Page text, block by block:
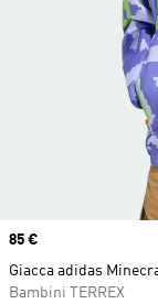
Price
85 €
Giacca adidas
Bambini TERREX